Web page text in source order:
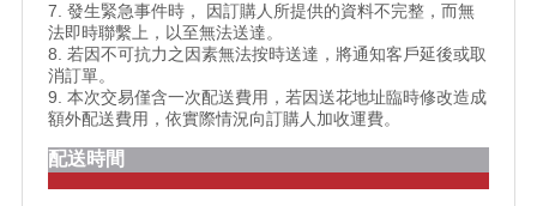
7. 發生緊急事件時， 因訂購人所提供的資料不完整，而無
法即時聯繫上，以至無法送達。
8. 若因不可抗力之因素無法按時送達，將通知客戶延後或取
消訂單。
9. 本次交易僅含一次配送費用，若因送花地址臨時修改造成
額外配送費用，依實際情況向訂購人加收運費。
配送時間